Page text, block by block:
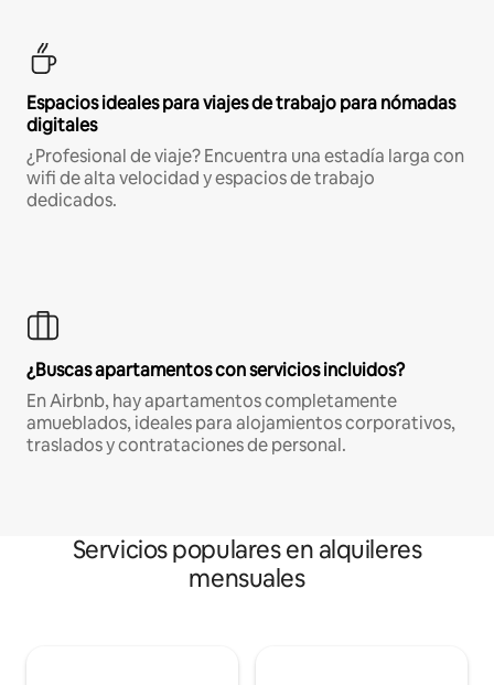
Espacios ideales para viajes de trabajo para nómadas
digitales
¿Profesional de viaje? Encuentra una estadía larga con
wifi de alta velocidad y espacios de trabajo
dedicados.
¿Buscas apartamentos con servicios incluidos?
En Airbnb, hay apartamentos completamente
amueblados, ideales para alojamientos corporativos,
traslados y contrataciones de personal.
Servicios populares en alquileres
mensuales